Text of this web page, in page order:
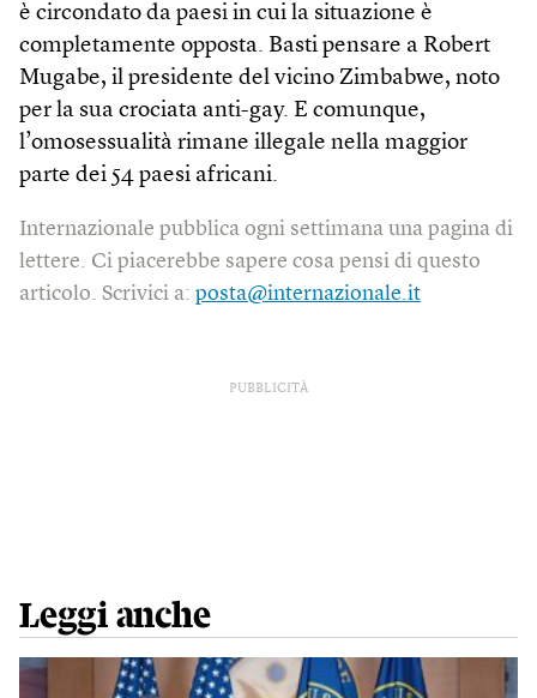
è circondato da paesi in cui la situazione è
completamente opposta. Basti pensare a Robert
Mugabe, il presidente del vicino Zimbabwe, noto
per la sua crociata anti-gay. E comunque,
l’omosessualità rimane illegale nella maggior
parte dei 54 paesi africani.
Internazionale pubblica ogni settimana una pagina di
lettere. Ci piacerebbe sapere cosa pensi di questo
articolo. Scrivici a: posta@internazionale.it
PUBBLICITÀ
Leggi anche